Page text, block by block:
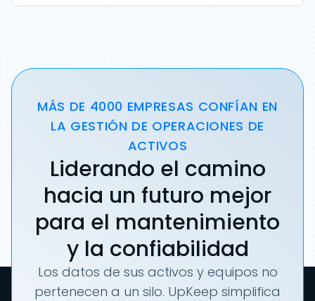
MÁS DE 4000 EMPRESAS CONFÍAN EN
LA GESTIÓN DE OPERACIONES DE
ACTIVOS
Liderando el camino
hacia un futuro mejor
para el mantenimiento
y la confiabilidad
Los datos de sus activos y equipos no
pertenecen a un silo. UpKeep simplifica